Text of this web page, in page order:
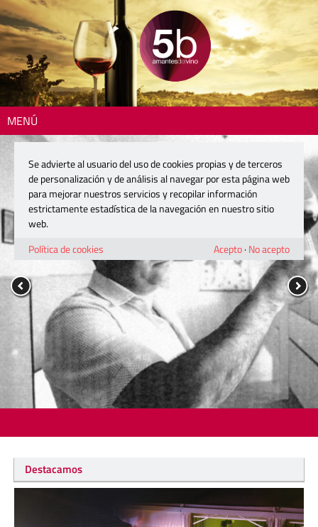
MENÚ
Destacamos
Se advierte al usuario del uso de cookies propias y de terceros
de personalización y de análisis al navegar por esta página web
para mejorar nuestros servicios y recopilar información
estrictamente estadística de la navegación en nuestro sitio
web.
Política de cookies
Acepto· No acepto